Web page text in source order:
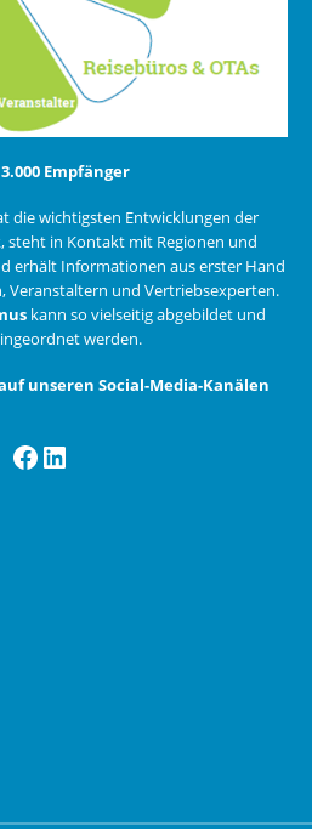
Empfänger
die wichtigsten Entwicklungen der
steht in Kontakt mit Regionen und
erhält Informationen aus erster Hand
Veranstaltern und Vertriebsexperten.
kann so vielseitig abgebildet und
werden.
unseren Social-Media-Kanälen
Facebook
LinkedIn